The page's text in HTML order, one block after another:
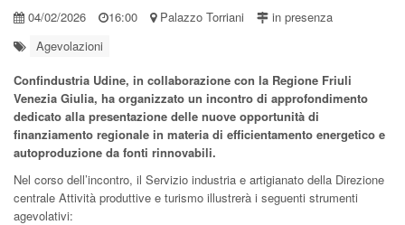
04/02/2026 16:00 Palazzo Torriani
in presenza
Agevolazioni
Confindustria Udine, in collaborazione con la Regione Friuli
Venezia Giulia, ha organizzato un incontro di approfondimento
dedicato alla presentazione delle nuove opportunità di
finanziamento regionale in materia di efficientamento energetico e
autoproduzione da fonti rinnovabili.
Nel corso dell’incontro, il Servizio industria e artigianato della Direzione
centrale Attività produttive e turismo illustrerà i seguenti strumenti
agevolativi: